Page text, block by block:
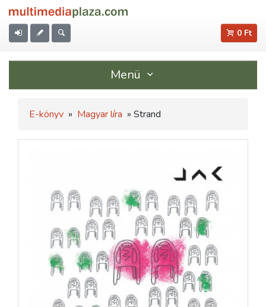
0 Ft
Menü
E-könyv » Magyar líra » Strand